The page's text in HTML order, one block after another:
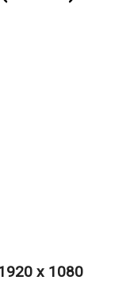
x 1080